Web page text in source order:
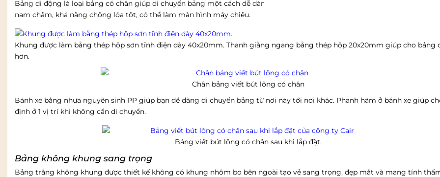
Bảng di động là loại bảng có chân giúp di chuyển bảng một cách dễ dàng, tiết kiếm không gian. Mặt bảng viết bằng bút
nam châm, khả năng chống lóa tốt, có thể làm màn hình máy chiếu.
Khung được làm bằng thép hộp sơn tĩnh điện dày 40x20mm. Thanh giằng ngang bằng thép hộp 20x20mm giúp cho bảng
hơn.
Chân bảng viết bút lông có chân
Bánh xe bằng nhựa nguyên sinh PP giúp bạn dễ dàng di chuyển bảng từ nơi này tới nơi khác. Phanh hãm ở bánh xe giúp
định ở 1 vị trí khi không cần di chuyển.
Bảng viết bút lông có chân sau khi lắp đặt.
Bảng không khung sang trọng
Bảng trắng không khung được thiết kế không có khung nhôm bo bên ngoài tạo vẻ sang trọng, đẹp mắt và mang tính